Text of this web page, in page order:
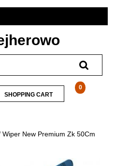
0
SHOPPING CARTSHOPPING
CART
Wiper New Premium Zk 50Cm